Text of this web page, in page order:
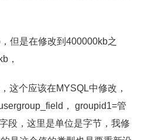
但是在修改到400000kb之
，
这个应该在MYSQL中修改，
， groupid1=管
段，这里是单位是字节，我修